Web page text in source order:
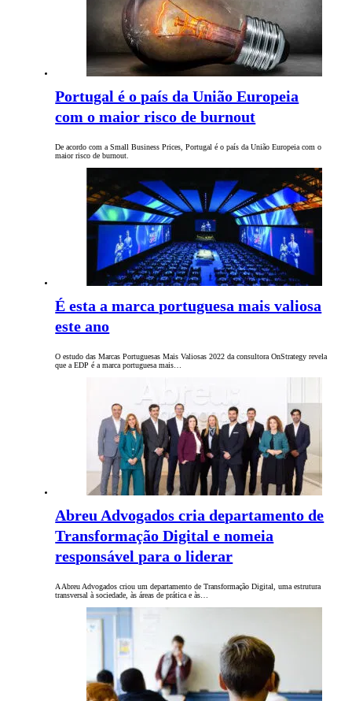
Portugal é o país da União Europeia
com o maior risco de burnout
De acordo com a Small Business Prices, Portugal é o país da União Europeia com o
maior risco de burnout.
É esta a marca portuguesa mais valiosa
este ano
O estudo das Marcas Portuguesas Mais Valiosas 2022 da consultora OnStrategy revela
que a EDP é a marca portuguesa mais…
Abreu Advogados cria departamento de
Transformação Digital e nomeia
responsável para o liderar
A Abreu Advogados criou um departamento de Transformação Digital, uma estrutura
transversal à sociedade, às áreas de prática e às…